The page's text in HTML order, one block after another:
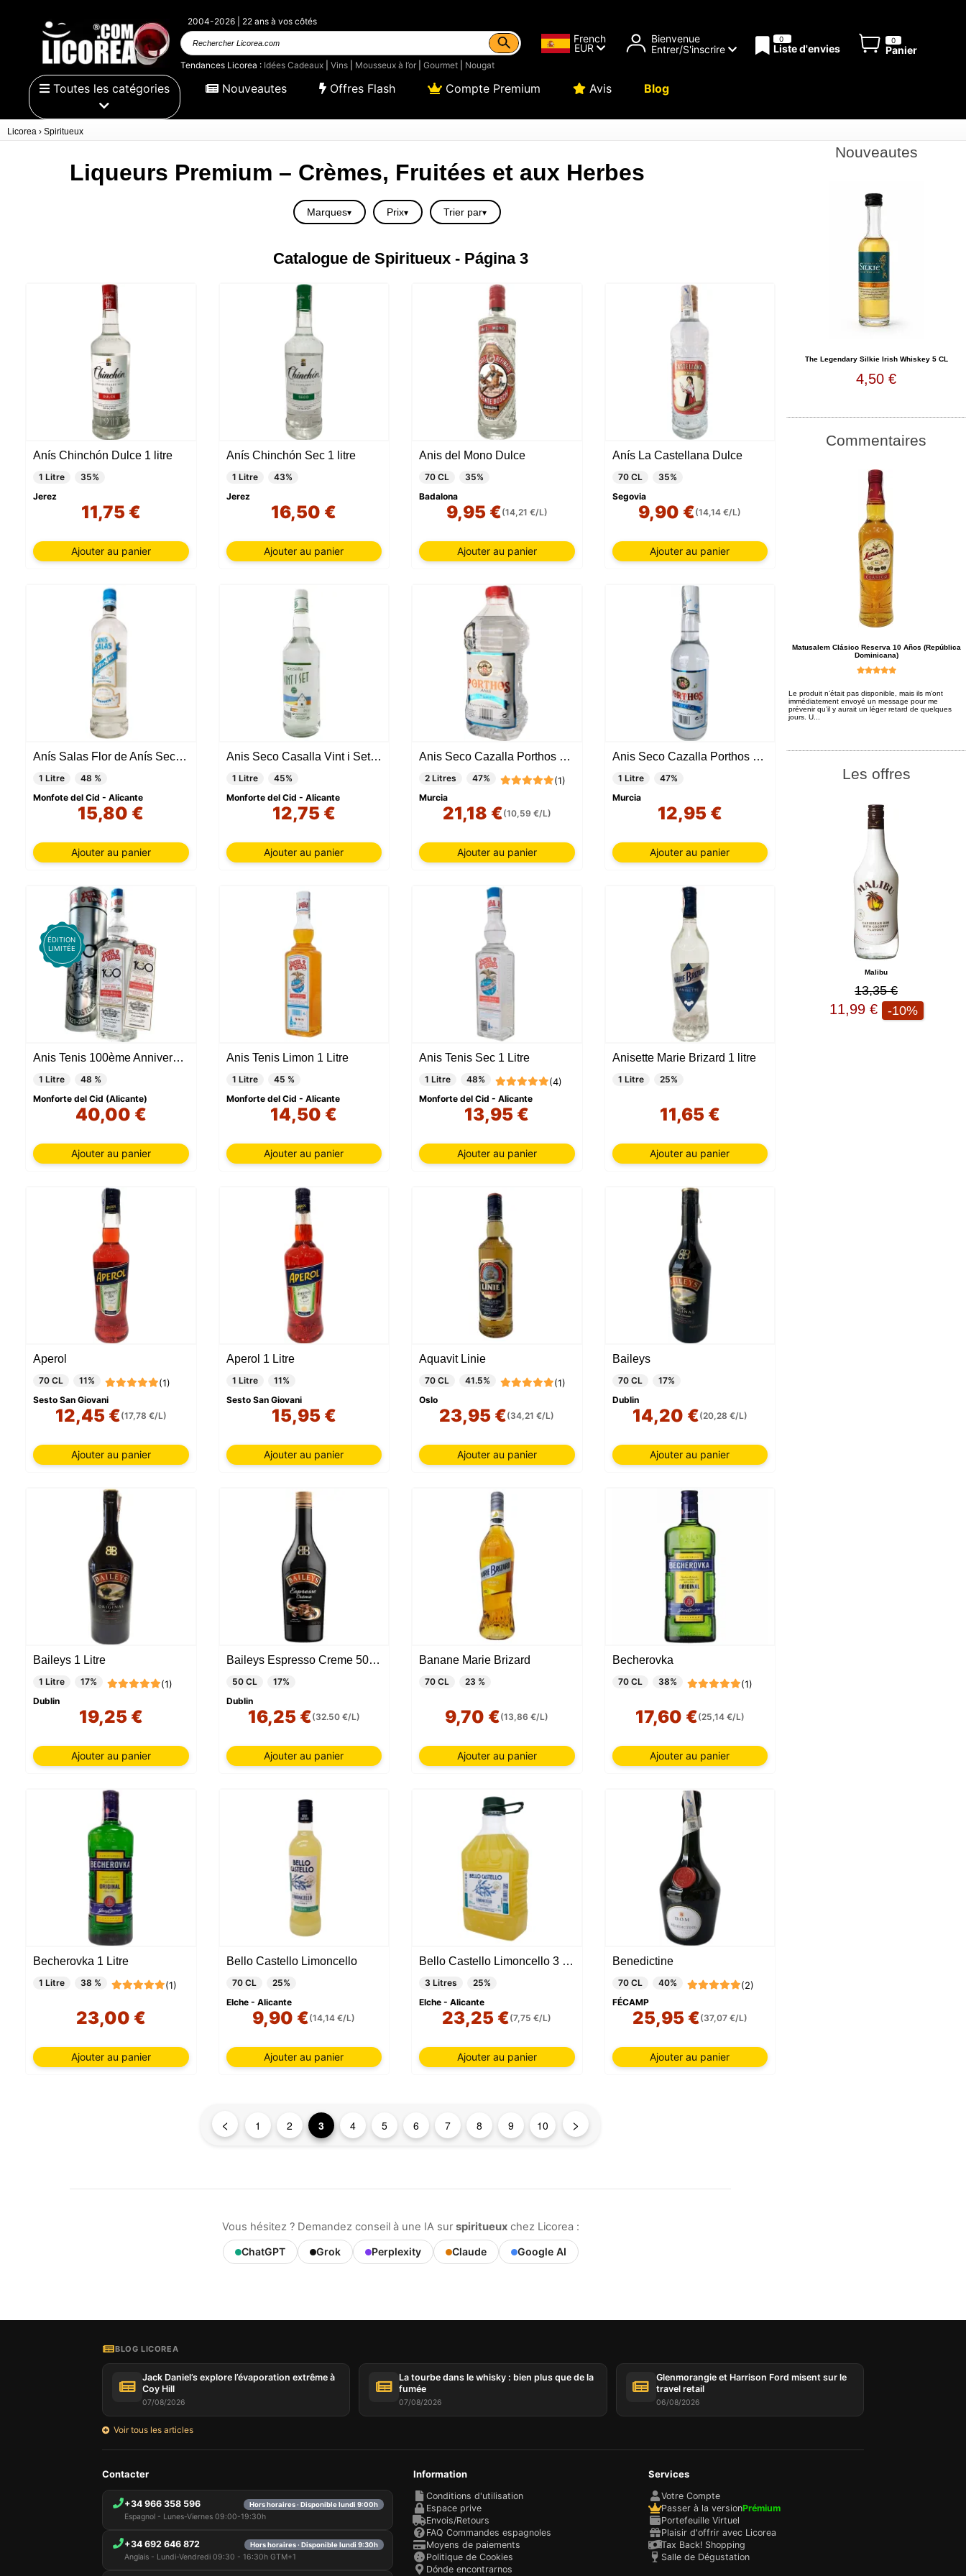
2004-2026 | 22 ans à vos côtés
Rechercher
Licorea.com
Tendances Licorea : Idées Cadeaux| Vins| Mousseux à l’or| Gourmet| Nougat
French
EUR
Bienvenue
Entrer/S'inscrire
0
Liste d'envies
0
Panier
Toutes les catégories Nouveautes Offres Flash Compte Premium Avis Blog
Licorea › Spiritueux
Liqueurs Premium – Crèmes, Fruitées et aux Herbes
Marques Prix Trier par
Catalogue de Spiritueux - Página 3
Anís Chinchón Dulce 1 litre
1 Litre
35%
Jerez
11,75 €
Ajouter au panier
Anís Chinchón Sec 1 litre
1 Litre
43%
Jerez
16,50 €
Ajouter au panier
Anis del Mono Dulce
70 CL
35%
Badalona
9,95 €(14,21 €/L)
Ajouter au panier
Anís La Castellana Dulce
70 CL
35%
Segovia
9,90 €(14,14 €/L)
Ajouter au panier
Anís Salas Flor de Anís Sec 1 Litre
1 Litre
48 %
Monfote del Cid - Alicante
15,80 €
Ajouter au panier
Anis Seco Casalla Vint i Set 1 Litre
1 Litre
45%
Monforte del Cid - Alicante
12,75 €
Ajouter au panier
Anis Seco Cazalla Porthos 2 litres
2 Litres 47% (1)
Murcia
21,18 €(10,59 €/L)
Ajouter au panier
Anis Seco Cazalla Porthos 47% 1 litres
1 Litre
47%
Murcia
12,95 €
Ajouter au panier
ÉDITION
LIMITÉE
Anis Tenis 100ème Anniversaire 1 Litre
1 Litre
48 %
Monforte del Cid (Alicante)
40,00 €
Ajouter au panier
Anis Tenis Limon 1 Litre
1 Litre
45 %
Monforte del Cid - Alicante
14,50 €
Ajouter au panier
Anis Tenis Sec 1 Litre
1 Litre 48% (4)
Monforte del Cid - Alicante
13,95 €
Ajouter au panier
Anisette Marie Brizard 1 litre
1 Litre 25%
11,65 €
Ajouter au panier
Aperol
70 CL 11% (1)
Sesto San Giovani
12,45 €(17,78 €/L)
Ajouter au panier
Aperol 1 Litre
1 Litre
11%
Sesto San Giovani
15,95 €
Ajouter au panier
Aquavit Linie
70 CL 41.5% (1)
Oslo
23,95 €(34,21 €/L)
Ajouter au panier
Baileys
70 CL
17%
Dublin
14,20 €(20,28 €/L)
Ajouter au panier
Baileys 1 Litre
1 Litre 17% (1)
Dublin
19,25 €
Ajouter au panier
Baileys Espresso Creme 50 CL
50 CL
17%
Dublin
16,25 €(32.50 €/L)
Ajouter au panier
Banane Marie Brizard
70 CL 23 %
9,70 €(13,86 €/L)
Ajouter au panier
Becherovka
70 CL 38% (1)
17,60 €(25,14 €/L)
Ajouter au panier
Becherovka 1 Litre
1 Litre 38 % (1)
23,00 €
Ajouter au panier
Bello Castello Limoncello
70 CL
25%
Elche - Alicante
9,90 €(14,14 €/L)
Ajouter au panier
Bello Castello Limoncello 3 litres
3 Litres
25%
Elche - Alicante
23,25 €(7,75 €/L)
Ajouter au panier
Benedictine
70 CL 40% (2)
FÉCAMP
25,95 €(37,07 €/L)
Ajouter au panier
< 1 2 3 4 5 6 7 8 9 10 >
Vous hésitez ? Demandez conseil à une IA sur spiritueuxchez Licorea :
ChatGPT Grok Perplexity Claude Google AI
Nouveautes
The Legendary Silkie Irish Whiskey 5 CL
4,50 €
Commentaires
Matusalem Clásico Reserva 10 Años (República
Dominicana)
Le produit n’était pas disponible, mais ils m’ont
immédiatement envoyé un message pour me
prévenir qu’il y aurait un léger retard de quelques
jours. U...
Les offres
Malibu
13,35 €
11,99 € -10%
BLOG LICOREA
Jack Daniel’s explore l’évaporation extrême à
Coy Hill
07/08/2026
La tourbe dans le whisky : bien plus que de la
fumée
07/08/2026
Glenmorangie et Harrison Ford misent sur le
travel retail
06/08/2026
Voir tous les articles
Contacter
+34 966 358 596 Hors horaires · Disponible lundi 9:00h
Espagnol - Lunes-Viernes 09:00-19:30h
+34 692 646 872 Hors horaires · Disponible lundi 9:30h
Anglais - Lundi-Vendredi 09:30 - 16:30h GTM+1
Information
Conditions d'utilisation
Espace prive
Envois/Retours
FAQ Commandes espagnoles
Moyens de paiements
Politique de Cookies
Dónde encontrarnos
Services
Votre Compte
Passer à la versionPrémium
Portefeuille Virtuel
Plaisir d'offrir avec Licorea
Tax Back! Shopping
Salle de Dégustation
Notre site web utilise des cookies capables de lire, stocker et écrire des
informations sur votre navigateur et votre appareil. Les informations traitées
par ces technologies incluent des données liées à votre compte utilisateur,
qui peuvent inclure des identifiants personnels (par exemple, l'adresse IP et
les détails de la session) et l'historique de navigation. Nous utilisons ces
informations à diverses fins : par exemple, pour accéder à votre compte et
mémoriser votre panier d'achat, maintenir la sécurité, mémoriser les choix des
utilisateurs, améliorer notre site web et, enfin, à des fins de marketing. Vous
pouvez refuser tout traitement non essentiel en choisissant d'accepter
uniquement les cookies nécessaires. Vous pouvez personnaliser votre choix
et sélectionner les cookies que vous nous autorisez à utiliser dans votre
session.